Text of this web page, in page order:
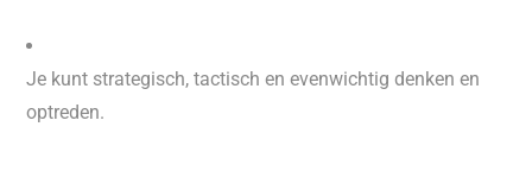
Je kunt strategisch, tactisch en evenwichtig denken en
optreden.